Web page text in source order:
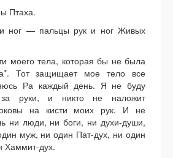
Птаха.
ног — пальцы рук и ног Живых
моего тела, которая бы не была
Тот защищает мое тело все
Ра каждый день. Я не буду
руки, и никто не наложит
оковы на кисти моих рук. И не
ни люди, ни боги, ни духи-души,
муж, ни один Пат-дух, ни один
Хаммит-дух.